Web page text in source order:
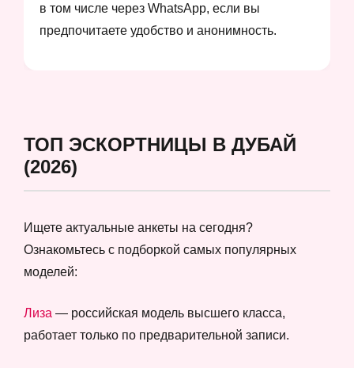
в том числе через WhatsApp, если вы
предпочитаете удобство и анонимность.
ТОП ЭСКОРТНИЦЫ В ДУБАЙ
(2026)
Ищете актуальные анкеты на сегодня?
Ознакомьтесь с подборкой самых популярных
моделей:
Лиза — российская модель высшего класса,
работает только по предварительной записи.